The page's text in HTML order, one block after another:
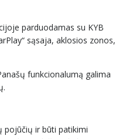
parduodamas su KYB
sąsaja, aklosios zonos,
funkcionalumą galima
pojūčių ir būti patikimi